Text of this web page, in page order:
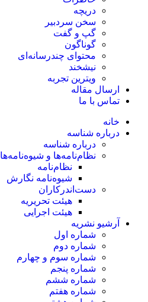
دریچه
سخن سردبیر
گپ و گفت
گوناگون
محتوای چندرسانه‌ای
نیشخند
ویترین تجربه
ارسال مقاله
تماس با ما
خانه
درباره شناسه
درباره شناسه
نظام‌نامه‌ها و شیوه‌نامه‌ها
نظام‌نامه
شیوه‌نامه نگارش
دست‌اندرکاران
هیئت تحریریه
هیئت اجرایی
آرشیو نشریه
شماره اول
شماره دوم
شماره سوم و چهارم
شماره پنجم
شماره ششم
شماره هفتم